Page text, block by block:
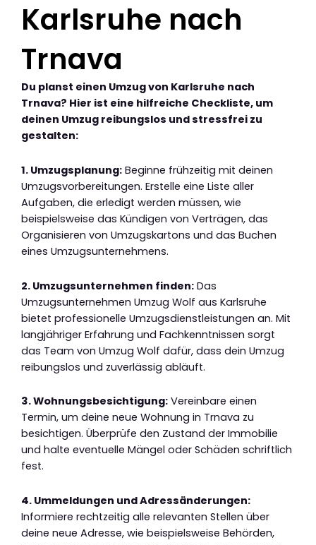
Karlsruhe nach
Trnava
Du planst einen Umzug von Karlsruhe nach
Trnava? Hier ist eine hilfreiche Checkliste, um
deinen Umzug reibungslos und stressfrei zu
gestalten:
1. Umzugsplanung: Beginne frühzeitig mit deinen
Umzugsvorbereitungen. Erstelle eine Liste aller
Aufgaben, die erledigt werden müssen, wie
beispielsweise das Kündigen von Verträgen, das
Organisieren von Umzugskartons und das Buchen
eines Umzugsunternehmens.
2. Umzugsunternehmen finden: Das
Umzugsunternehmen Umzug Wolf aus Karlsruhe
bietet professionelle Umzugsdienstleistungen an. Mit
langjähriger Erfahrung und Fachkenntnissen sorgt
das Team von Umzug Wolf dafür, dass dein Umzug
reibungslos und zuverlässig abläuft.
3. Wohnungsbesichtigung: Vereinbare einen
Termin, um deine neue Wohnung in Trnava zu
besichtigen. Überprüfe den Zustand der Immobilie
und halte eventuelle Mängel oder Schäden schriftlich
fest.
4. Ummeldungen und Adressänderungen:
Informiere rechtzeitig alle relevanten Stellen über
deine neue Adresse, wie beispielsweise Behörden,